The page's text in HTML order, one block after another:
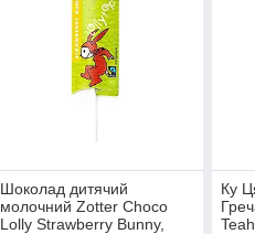
Шоколад дитячий
молочний Zotter Choco
Lolly Strawberry Bunny,
Ку